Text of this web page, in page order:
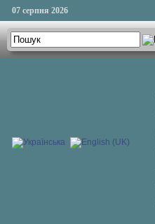
07 серпня 2026